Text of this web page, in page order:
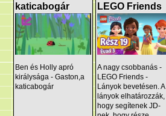
katicabogár
Ben és Holly apró
királysága - Gaston,a
katicabogár
LEGO Friends
A nagy csobbanás -
LEGO Friends -
Lányok bevetésen. A
lányok elhatározzák,
hogy segítenek JD-